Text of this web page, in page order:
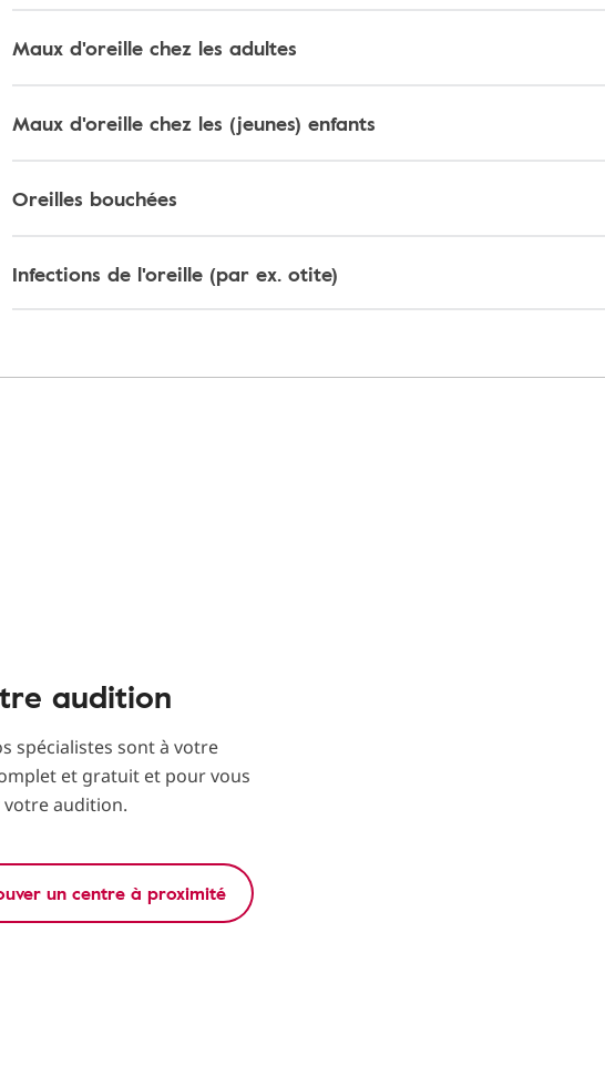
Maux d'oreille chez les adultes
Maux d'oreille chez les (jeunes) enfants
Oreilles bouchées
Infections de l'oreille (par ex. otite)
audition
spécialistes sont à votre
et gratuit et pour vous
votre audition.
un centre à proximité